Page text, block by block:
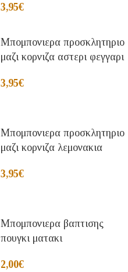
3,95€
Μπομπονιερα προσκλητηριο
μαζι κορνιζα αστερι φεγγαρι
3,95€
Μπομπονιερα προσκλητηριο
μαζι κορνιζα λεμονακια
3,95€
Μπομπονιερα βαπτισης
πουγκι ματακι
2,00€